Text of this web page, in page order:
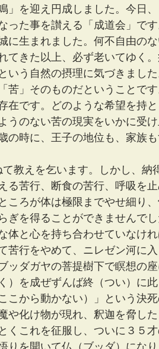
」を迎え円成しました。今日
た事を讃える「成道会」です
生まれました。何不自由の
てきた以上、必ず老いてゆく
いう自然の摂理に気づきまし
苦」そのものだということで
在です。どのような希望を持
うのない苦の現実をいかに受
の時に、王子の地位も、家族
教えを乞います。しかし、納
る苦行、断食の苦行、呼吸を
ころが体は極限までやせ細り
を得ることができませんでし
と心を持ち合わせていなけ
苦行をやめて、ニレゼン河に
ッダガヤの菩提樹下で瞑想の
）を成ぜずんば終（つい）に
こから動かない）」という決
や化け物が現れ、釈迦を脅し
くこれを征服し、ついに３５